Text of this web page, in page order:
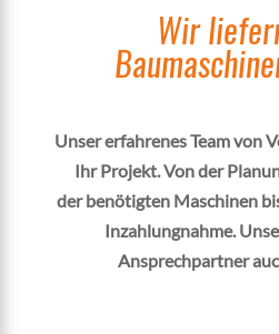
Wir
Unser erfahrenes Team von
Ihr Projekt. Von der
der benötigten Maschinen
Inzahlungnahme.
Ansprechpartner